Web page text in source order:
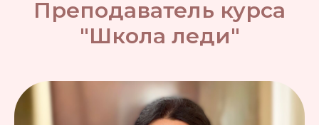
Преподаватель курса
"Школа леди"